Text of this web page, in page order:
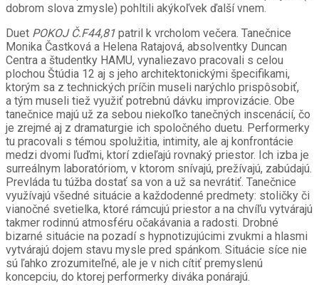
dobrom slova zmysle) pohltili akýkoľvek ďalší vnem.
Duet POKOJ Č.F44,81 patril k vrcholom večera. Tanečnice
Monika Častková a Helena Ratajová, absolventky Duncan
Centra a študentky HAMU, vynaliezavo pracovali s celou
plochou Štúdia 12 aj s jeho architektonickými špecifikami,
ktorým sa z technických príčin museli narýchlo prispôsobiť,
a tým museli tiež využiť potrebnú dávku improvizácie. Obe
tanečnice majú už za sebou niekoľko tanečných inscenácií, čo
je zrejmé aj z dramaturgie ich spoločného duetu. Performerky
tu pracovali s témou spolužitia, intimity, ale aj konfrontácie
medzi dvomi ľuďmi, ktorí zdieľajú rovnaký priestor. Ich izba je
surreálnym laboratóriom, v ktorom snívajú, prežívajú, zabúdajú.
Prevláda tu túžba dostať sa von a už sa nevrátiť. Tanečnice
využívajú všedné situácie a každodenné predmety: stoličky či
vianočné svetielka, ktoré rámcujú priestor a na chvíľu vytvárajú
takmer rodinnú atmosféru očakávania a radosti. Drobné
bizarné situácie na pozadí s hypnotizujúcimi zvukmi a hlasmi
vytvárajú dojem stavu mysle pred spánkom. Situácie síce nie
sú ľahko zrozumiteľné, ale je v nich cítiť premyslenú
koncepciu, do ktorej performerky diváka ponárajú.